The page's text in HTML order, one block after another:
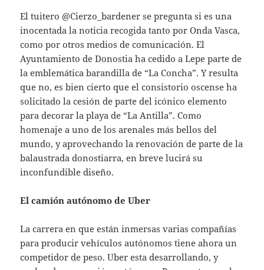
El tuitero @Cierzo_bardener se pregunta si es una
inocentada la noticia recogida tanto por Onda Vasca,
como por otros medios de comunicación. El
Ayuntamiento de Donostia ha cedido a Lepe parte de
la emblemática barandilla de “La Concha”. Y resulta
que no, es bien cierto que el consistorio oscense ha
solicitado la cesión de parte del icónico elemento
para decorar la playa de “La Antilla”. Como
homenaje a uno de los arenales más bellos del
mundo, y aprovechando la renovación de parte de la
balaustrada donostiarra, en breve lucirá su
inconfundible diseño.
El camión autónomo de Uber
La carrera en que están inmersas varias compañías
para producir vehículos autónomos tiene ahora un
competidor de peso. Uber esta desarrollando, y